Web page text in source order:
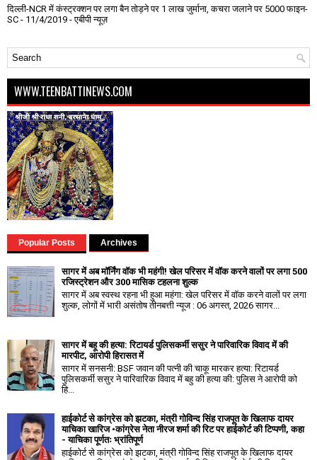
दिल्ली-NCR में कंस्ट्रक्शन पर लगा बैन तोड़ने पर 1 लाख जुर्माना, कचरा जलाने पर ₹5000 फाइन-
SC - 11/4/2019 - एबीपी न्यूज़
WWW.TEENBATTINEWS.COM
Popular Posts Archives
सागर में अब मॉर्निंग वॉक भी महंगी! खेल परिसर में वॉक करने वालों पर लगा ₹500
रजिस्ट्रेशन और ₹300 मासिक टहलना शुल्क
सागर में अब स्वस्थ रहना भी हुआ महंगा: खेल परिसर में वॉक करने वालों पर लगा
शुल्क, लोगों में भारी असंतोष तीनबत्ती न्यूज : 06 अगस्त, 2026 सागर...
सागर में बहू की हत्या: रिटायर्ड पुलिसकर्मी ससुर ने पारिवारिक विवाद में की
मारपीट, आरोपी हिरासत में
सागर में सनसनी: BSF जवान की पत्नी की चाकू मारकर हत्या: रिटायर्ड
पुलिसकर्मी ससुर ने पारिवारिक विवाद में बहु की हत्या की: पुलिस ने आरोपी को
हि...
हाईकोर्ट से कांग्रेस को झटका, मंत्री गोविन्द सिंह राजपूत के खिलाफ दायर
याचिका खारिज •कांग्रेस नेता नीरज शर्मा की रिट पर हाईकोर्ट की टिप्पणी, कहा
- याचिका पूर्णतः भ्रांतिपूर्ण
हाईकोर्ट से कांग्रेस को झटका, मंत्री गोविन्द सिंह राजपूत के खिलाफ दायर